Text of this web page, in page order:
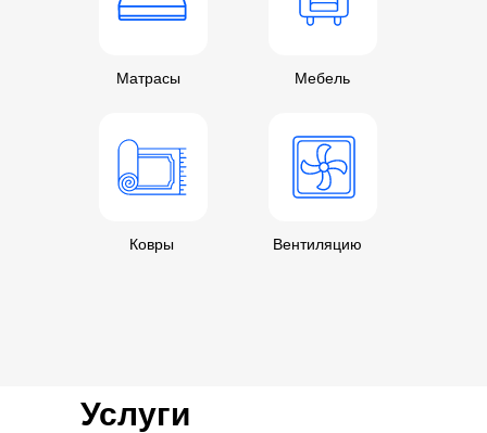
Матрасы Мебель
Ковры Вентиляцию
Услуги